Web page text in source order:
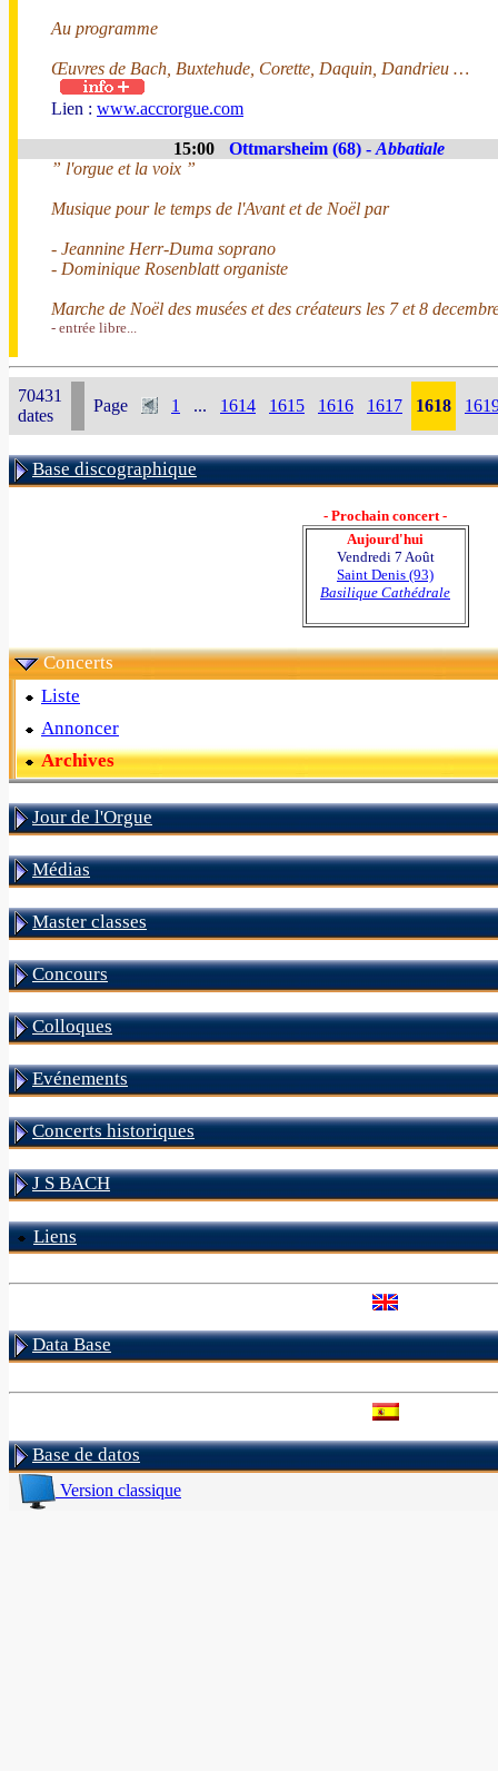
Au programme
Œuvres de Bach, Buxtehude, Corette, Daquin, Dandrieu …
Lien : www.accrorgue.com
15:00 Ottmarsheim (68) - Abbatiale
” l'orgue et la voix ”
Musique pour le temps de l'Avant et de Noël par
- Jeannine Herr-Duma soprano
- Dominique Rosenblatt organiste
Marche de Noël des musées et des créateurs les 7 et 8
- entrée libre...
70431
dates
Page 1 ... 1614 1615 1616 1617 1618
Base discographique
- Prochain concert -
Aujourd'hui
Vendredi 7 Août
Saint Denis (93)
Basilique Cathédrale
Concerts
Liste
Annoncer
Archives
Jour de l'Orgue
Médias
Master classes
Concours
Colloques
Evénements
Concerts historiques
J S BACH
Liens
Data Base
Base de datos
Version classique